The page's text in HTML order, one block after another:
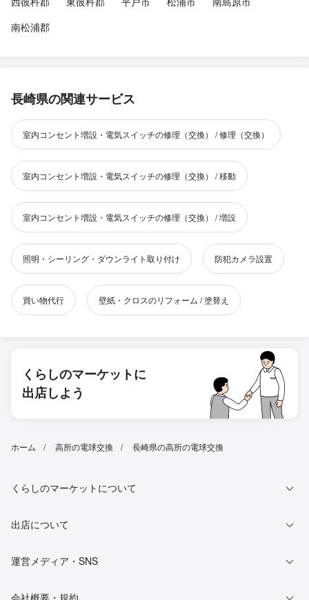
南松浦郡
長崎県の関連サービス
室内コンセント増設・電気スイッチの修理（交換） / 修理（交換）
室内コンセント増設・電気スイッチの修理（交換） / 移動
室内コンセント増設・電気スイッチの修理（交換） / 増設
照明・シーリング・ダウンライト取り付け 防犯カメラ設置
買い物代行 壁紙・クロスのリフォーム / 塗替え
くらしのマーケットに
出店しよう
ホーム 高所の電球交換 長崎県の高所の電球交換
くらしのマーケットについて
出店について
運営メディア・SNS
会社概要・規約